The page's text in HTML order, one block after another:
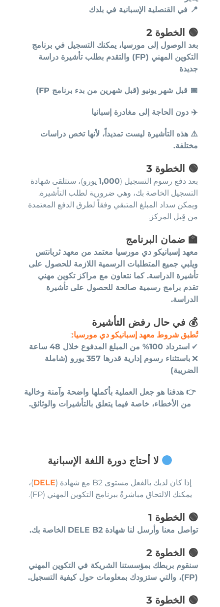
📍في القنصلية الإسبانية في بلدك
🟢 الخطوة 2
بعد الوصول إلى مورسيا، يمكنك التسجيل في برنامج
التكوين المهني (FP) والتقدم بطلب تأشيرة دراسة
جديدة
📅قبل شهر يونيو (قبل شهرين من بدء برنامج FP)
✈️دون الحاجة إلى مغادرة إسبانيا
⚠️هذه التأشيرة ليست تمديداً، لأنها تخص دراسات
مختلفة.
🟢 الخطوة 3
بعد دفع رسوم التسجيل ( 1,000يورو)، ستتلقى شهادة
التسجيل الخاصة بك، وهي ضرورية لطلب التأشيرة.
ويمكن سداد المبلغ المتبقي وفقاً لطرق الدفع المعتمدة
من قِبل المركز.
🏫 ضمان البرنامج
معهد إسبانيكو دي مورسيا معتمد من معهد ثربانتس
ويلبي جميع المتطلبات الرسمية اللازمة للحصول على
تأشيرة الدراسة. كما نتعاون مع مراكز تكوين مهني
تقدم برامج رسمية صالحة للحصول على تأشيرة
الدراسة.
💰 في حال رفض التأشيرة
تُطبق شروط معهد إسبانيكو دي مورسيا::
✔ استرداد 100% من المبلغ المدفوع خلال 48 ساعة
❌
باستثناء رسوم إدارية قدرها 357 يورو (شاملة
الضريبة)
👉 هدفنا هو جعل العملية بأكملها واضحة وآمنة وخالية
من الأخطاء، خاصة فيما يتعلق بالتأشيرات والوثائق.
لا أحتاج دورة اللغة الإسبانية
إذا كان لديك بالفعل مستوى B2 مع شهادة ( DELE)،
يمكنك الالتحاق مباشرةً ببرنامج التكوين المهني (FP).
🟢 الخطوة 1
تواصل معنا وأرسل لنا شهادة DELE B2 الخاصة بك.
🟢 الخطوة 2
سنقوم بربطك بمؤسستنا الشريكة في التكوين المهني
🟢 الخطوة 3